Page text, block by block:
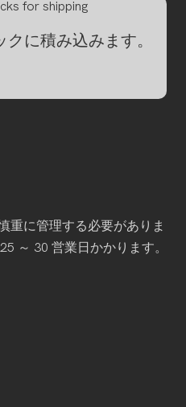
に積み込みます。
重に管理する必要がありま
～ 30 営業日かかります。